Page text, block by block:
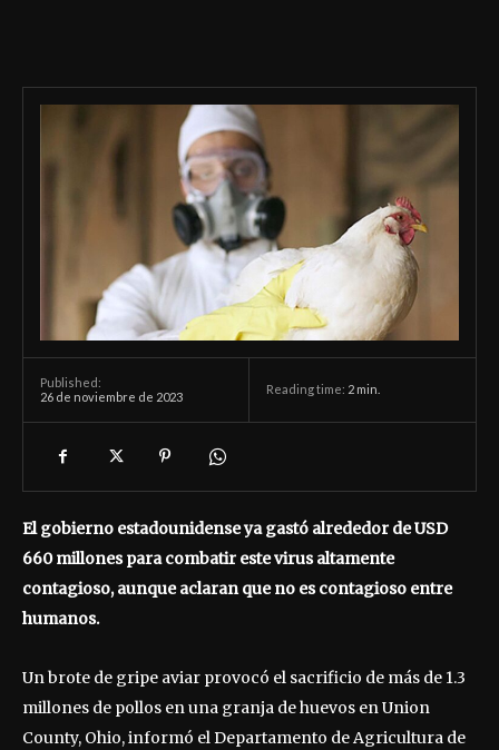
Published:
26 de noviembre de 2023
Reading time: 2 min.
El gobierno estadounidense ya gastó alrededor de USD
660 millones para combatir este virus altamente
contagioso, aunque aclaran que no es contagioso entre
humanos.
Un brote de gripe aviar provocó el sacrificio de más de 1.3
millones de pollos en una granja de huevos en Union
County, Ohio, informó el Departamento de Agricultura de